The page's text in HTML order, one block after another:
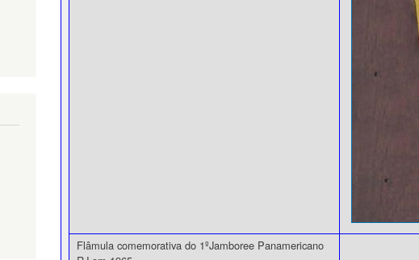
Flâmula comemorativa do 1ºJamboree Panamericano